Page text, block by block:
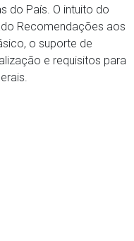
do País. O intuito do
Recomendações aos
o suporte de
e requisitos para